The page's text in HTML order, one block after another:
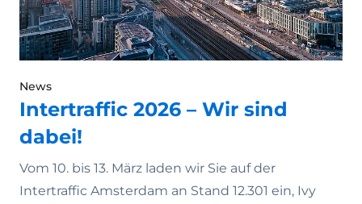
News
Intertraffic 2026 – Wir sind
dabei!
Vom 10. bis 13. März laden wir Sie auf der
Intertraffic Amsterdam an Stand 12.301 ein, Ivy